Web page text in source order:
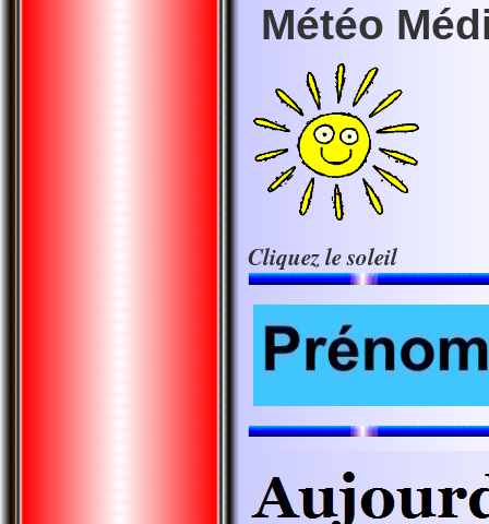
Météo
Cliquez le soleil